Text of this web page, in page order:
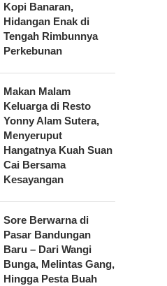
Kopi Banaran,
Hidangan Enak di
Tengah Rimbunnya
Perkebunan
Makan Malam
Keluarga di Resto
Yonny Alam Sutera,
Menyeruput
Hangatnya Kuah Suan
Cai Bersama
Kesayangan
Sore Berwarna di
Pasar Bandungan
Baru – Dari Wangi
Bunga, Melintas Gang,
Hingga Pesta Buah